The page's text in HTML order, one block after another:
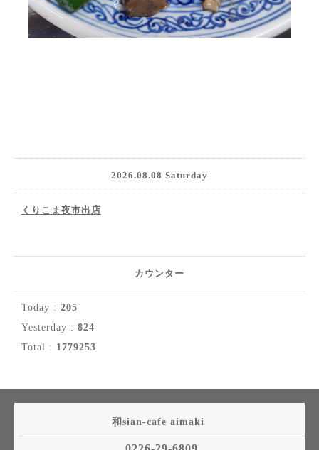
2026.08.08 Saturday
くりこま夜市出店
カウンター
Today : 205
Yesterday : 824
Total : 1779253
和sian-cafe aimaki